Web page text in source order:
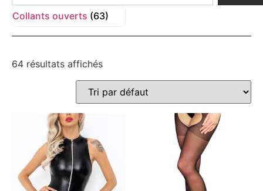
Collants ouverts (63)
64 résultats affichés